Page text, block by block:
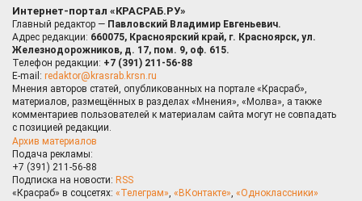
Интернет-портал «КРАСРАБ.РУ»
Главный редактор — Павловский Владимир Евгеньевич.
Адрес редакции: 660075, Красноярский край, г. Красноярск, ул.
Железнодорожников, д. 17, пом. 9, оф. 615.
Телефон редакции: +7 (391) 211-56-88
E-mail: redaktor@krasrab.krsn.ru
Мнения авторов статей, опубликованных на портале «Красраб»,
материалов, размещённых в разделах «Мнения», «Молва», а также
комментариев пользователей к материалам сайта могут не совпадать
с позицией редакции.
Архив материалов
Подача рекламы:
+7 (391) 211-56-88
Подписка на новости: RSS
«Красраб» в соцсетях: «Телеграм», «ВКонтакте», «Одноклассники»